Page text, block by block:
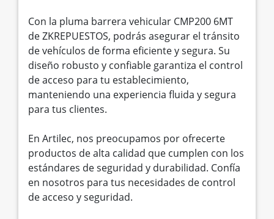
Con la pluma barrera vehicular CMP200 6MT
de ZKREPUESTOS, podrás asegurar el tránsito
de vehículos de forma eficiente y segura. Su
diseño robusto y confiable garantiza el control
de acceso para tu establecimiento,
manteniendo una experiencia fluida y segura
para tus clientes.
En Artilec, nos preocupamos por ofrecerte
productos de alta calidad que cumplen con los
estándares de seguridad y durabilidad. Confía
en nosotros para tus necesidades de control
de acceso y seguridad.